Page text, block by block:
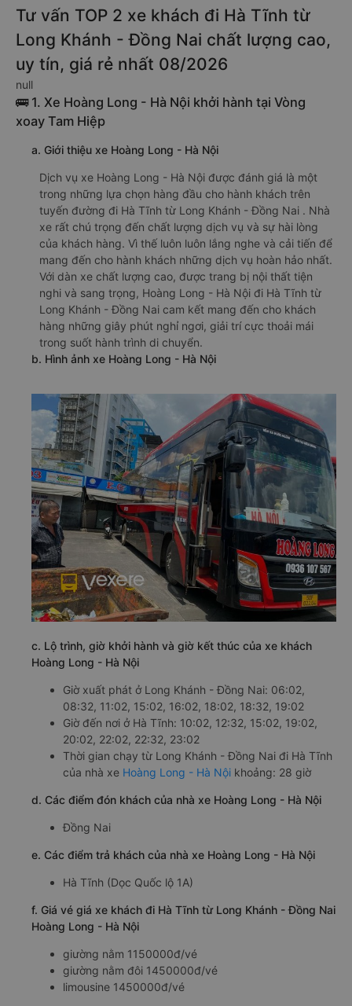
Tư vấn TOP 2 xe khách đi Hà Tĩnh từ
Long Khánh - Đồng Nai chất lượng cao,
uy tín, giá rẻ nhất 08/2026
null
🚌 1. Xe Hoàng Long - Hà Nội khởi hành tại Vòng
xoay Tam Hiệp
a. Giới thiệu xe Hoàng Long - Hà Nội
Dịch vụ xe Hoàng Long - Hà Nội được đánh giá là một
trong những lựa chọn hàng đầu cho hành khách trên
tuyến đường đi Hà Tĩnh từ Long Khánh - Đồng Nai . Nhà
xe rất chú trọng đến chất lượng dịch vụ và sự hài lòng
của khách hàng. Vì thế luôn luôn lắng nghe và cải tiến để
mang đến cho hành khách những dịch vụ hoàn hảo nhất.
Với dàn xe chất lượng cao, được trang bị nội thất tiện
nghi và sang trọng, Hoàng Long - Hà Nội đi Hà Tĩnh từ
Long Khánh - Đồng Nai cam kết mang đến cho khách
hàng những giây phút nghỉ ngơi, giải trí cực thoải mái
trong suốt hành trình di chuyển.
b. Hình ảnh xe Hoàng Long - Hà Nội
c. Lộ trình, giờ khởi hành và giờ kết thúc của xe khách
Hoàng Long - Hà Nội
Giờ xuất phát ở Long Khánh - Đồng Nai: 06:02,
08:32, 11:02, 15:02, 16:02, 18:02, 18:32, 19:02
Giờ đến nơi ở Hà Tĩnh: 10:02, 12:32, 15:02, 19:02,
20:02, 22:02, 22:32, 23:02
Thời gian chạy từ Long Khánh - Đồng Nai đi Hà Tĩnh
của nhà xe Hoàng Long - Hà Nội khoảng: 28 giờ
d. Các điểm đón khách của nhà xe Hoàng Long - Hà Nội
Đồng Nai
e. Các điểm trả khách của nhà xe Hoàng Long - Hà Nội
Hà Tĩnh (Dọc Quốc lộ 1A)
f. Giá vé giá xe khách đi Hà Tĩnh từ Long Khánh - Đồng Nai
Hoàng Long - Hà Nội
giường nằm 1150000đ/vé
giường nằm đôi 1450000đ/vé
limousine 1450000đ/vé